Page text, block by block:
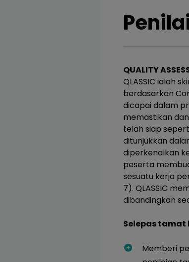
QUALITY
QLASSIC ialah
berdasarkan
dicapai dalam
memastikan
telah siap
ditunjukkan
diperkenalkan
peserta
sesuatu kerja
7). QLASSIC
dibandingkan
Selepas tamat
Memberi